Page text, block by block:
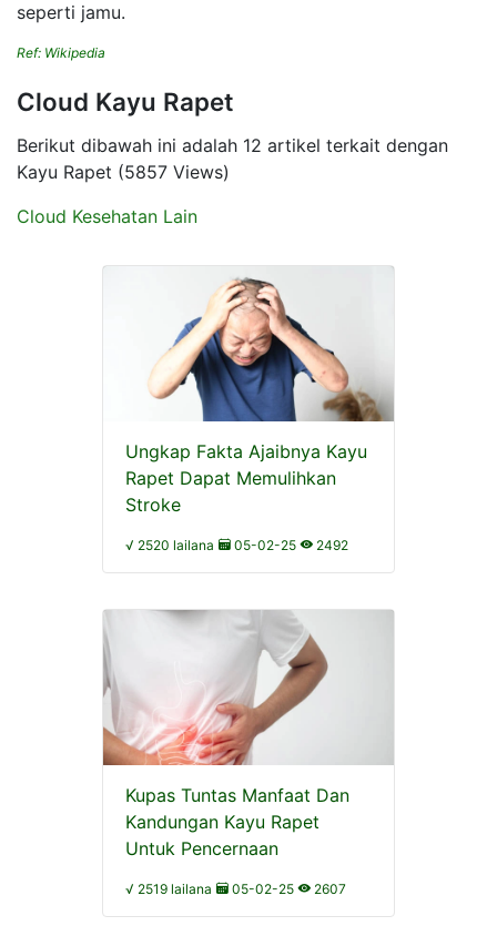
seperti jamu.
Ref: Wikipedia
Cloud Kayu Rapet
Berikut dibawah ini adalah 12 artikel terkait dengan
Kayu Rapet (5857 Views)
Cloud Kesehatan Lain
Ungkap Fakta Ajaibnya Kayu
Rapet Dapat Memulihkan
Stroke
√ 2520 lailana 05-02-25 2492
Kupas Tuntas Manfaat Dan
Kandungan Kayu Rapet
Untuk Pencernaan
√ 2519 lailana 05-02-25 2607